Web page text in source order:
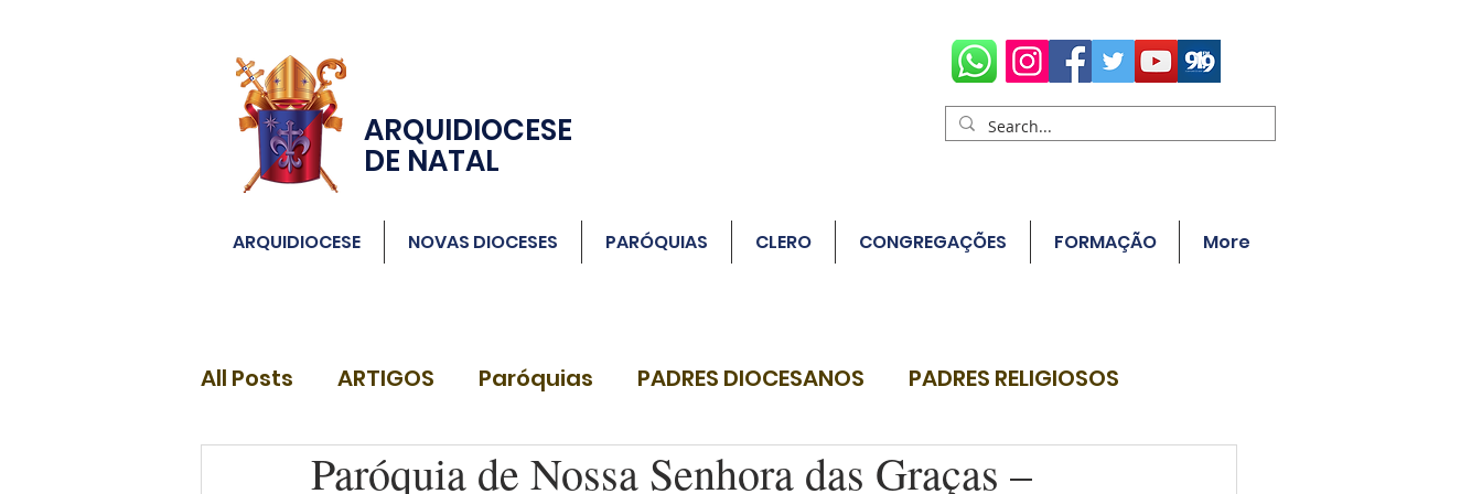
ARQUIDIOCESE
DE NATAL
ARQUIDIOCESE NOVAS DIOCESES PARÓQUIAS CLERO CONGREGAÇÕES FORMAÇÃO More
All Posts ARTIGOS Paróquias PADRES DIOCESANOS PADRES RELIGIOSOS
DIÁCONOSParóquia de Nossa Senhora das Graças –